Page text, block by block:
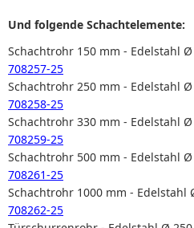
Und folgende Schachtelemente:
Schachtrohr 150 mm - Edelstahl
708257-25
Schachtrohr 250 mm - Edelstahl
708258-25
Schachtrohr 330 mm - Edelstahl
708259-25
Schachtrohr 500 mm - Edelstahl
708261-25
Schachtrohr 1000 mm - Edelstahl
708262-25